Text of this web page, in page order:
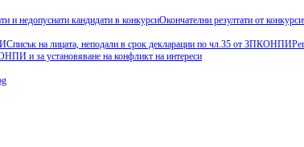
и недопуснати кандидати в конкурсиОкончателни резултати от конкурси
Списък на лицата, неподали в срок декларации по чл.35 от ЗПКОНПИ
и за установяване на конфликт на интереси